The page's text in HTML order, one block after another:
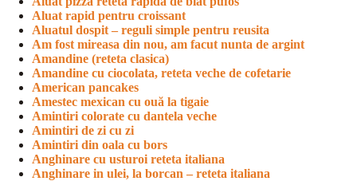
Aluat rapid pentru croissant
Aluatul dospit – reguli simple pentru reusita
Am fost mireasa din nou, am facut nunta de argint
Amandine (reteta clasica)
Amandine cu ciocolata, reteta veche de cofetarie
American pancakes
Amestec mexican cu ouă la tigaie
Amintiri colorate cu dantela veche
Amintiri de zi cu zi
Amintiri din oala cu bors
Anghinare cu usturoi reteta italiana
Anghinare in ulei, la borcan – reteta italiana